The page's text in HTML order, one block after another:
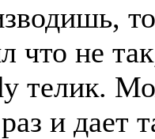
что не
телик.
и